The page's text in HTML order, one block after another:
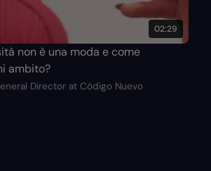
02:29
non è una moda e come
ambito?
Director at Código Nuevo